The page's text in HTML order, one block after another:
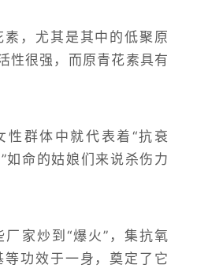
，尤其是其中的低聚原
性很强，而原青花素具有
性群体中就代表着“抗衰
如命的姑娘们来说杀伤力
家炒到“爆火”，集抗氧
功效于一身，奠定了它